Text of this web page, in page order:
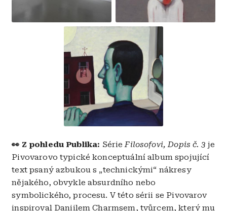
Obrázek
👀 Z pohledu Publika: SérieFilosofovi, Dopis č. 3 je
Pivovarovo typické konceptuální album spojující
text psaný azbukou s „technickými“ nákresy
nějakého, obvykle absurdního nebo
symbolického, procesu. V této sérii se Pivovarov
inspiroval Daniilem Charmsem, tvůrcem, který mu